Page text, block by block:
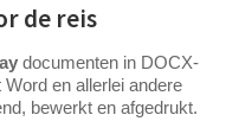
de reis
documenten in DOCX-
en allerlei andere
bewerkt en afgedrukt.